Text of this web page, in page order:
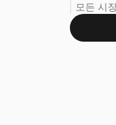
모든 시